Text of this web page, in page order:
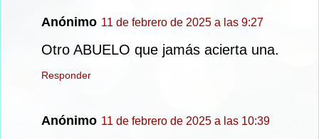
Anónimo 11 de febrero de 2025 a las 9:27
Otro ABUELO que jamás acierta una.
Responder
Anónimo 11 de febrero de 2025 a las 10:39